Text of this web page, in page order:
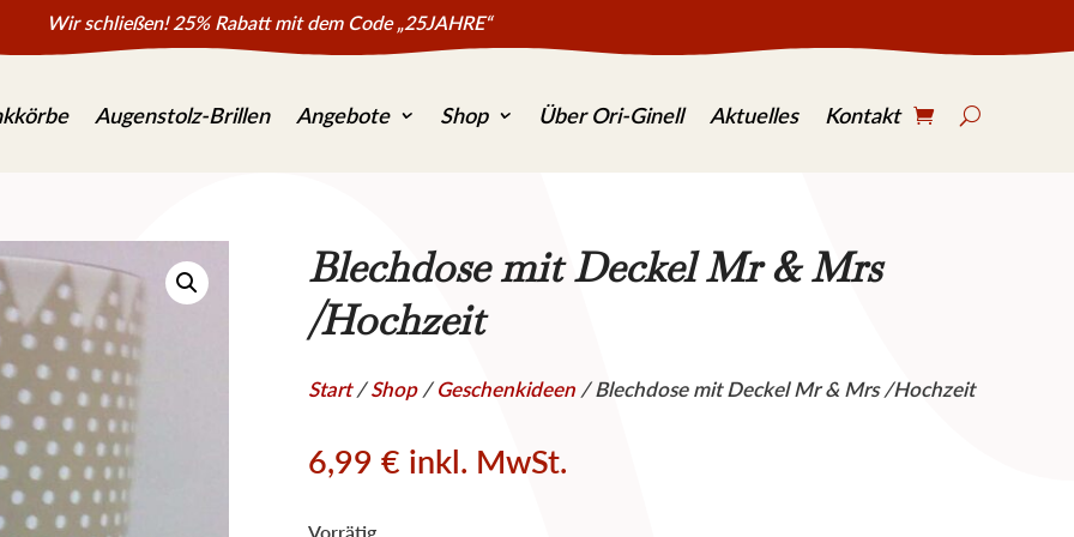
Wir schließen! 25% Rabatt mit dem Code „25JAHRE“
Augenstolz-Brillen Angebote Shop Über Ori-Ginell Aktuelles Kontakt
Blechdose mit Deckel Mr & Mrs
/Hochzeit
Start/Shop/Geschenkideen / Blechdose mit Deckel Mr & Mrs /Hochzeit
6,99€ inkl. MwSt.
Vorrätig